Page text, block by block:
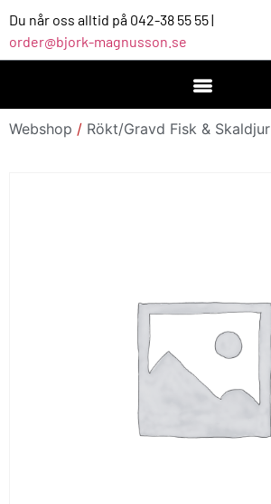
Du når oss alltid på 042-38 55 55 |
order@bjork-magnusson.se
Webshop / Rökt/Gravd Fisk & Skaldjur